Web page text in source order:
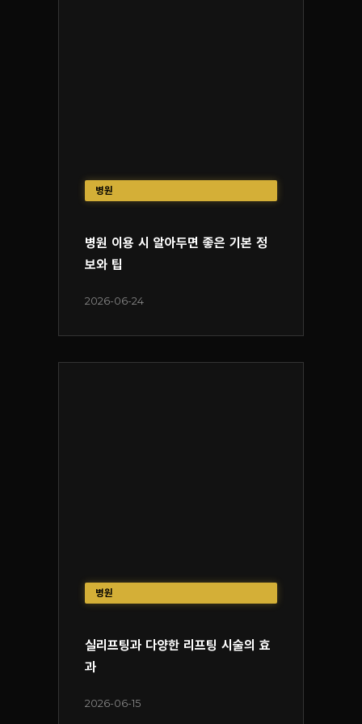
병원
병원 이용 시 알아두면 좋은 기본 정
보와 팁
2026-06-24
병원
실리프팅과 다양한 리프팅 시술의 효
과
2026-06-15